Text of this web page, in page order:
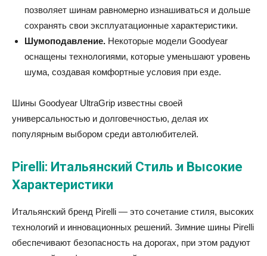
позволяет шинам равномерно изнашиваться и дольше
сохранять свои эксплуатационные характеристики.
Шумоподавление. Некоторые модели Goodyear
оснащены технологиями, которые уменьшают уровень
шума, создавая комфортные условия при езде.
Шины Goodyear UltraGrip известны своей
универсальностью и долговечностью, делая их
популярным выбором среди автолюбителей.
Pirelli: Итальянский Стиль и Высокие
Характеристики
Итальянский бренд Pirelli — это сочетание стиля, высоких
технологий и инновационных решений. Зимние шины Pirelli
обеспечивают безопасность на дорогах, при этом радуют